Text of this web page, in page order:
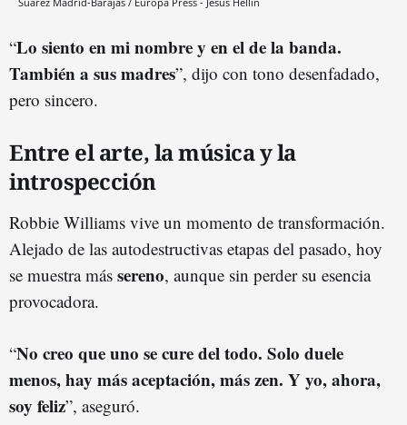
“Lo siento en mi nombre y en el de la banda.
También a sus madres”, dijo con tono desenfadado,
pero sincero.
Entre el arte, la música y la
introspección
Robbie Williams vive un momento de transformación.
Alejado de las autodestructivas etapas del pasado, hoy
se muestra más sereno, aunque sin perder su esencia
provocadora.
“No creo que uno se cure del todo. Solo duele
menos, hay más aceptación, más zen. Y yo, ahora,
soy feliz”, aseguró.